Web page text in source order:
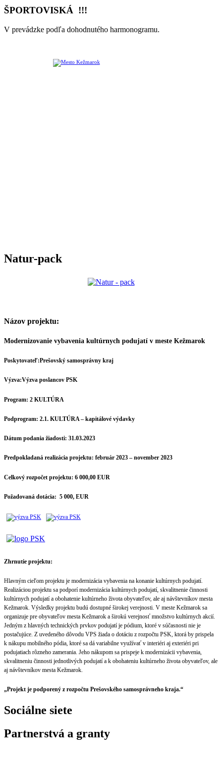
ŠPORTOVISKÁ !!!
V prevádzke podľa dohodnutého harmonogramu.
Natur-pack
Názov projektu:
Modernizovanie vybavenia kultúrnych podujatí v meste Kežmarok
Poskytovateľ:Prešovský samosprávny kraj
Výzva:Výzva poslancov PSK
Program: 2 KULTÚRA
Podprogram: 2.1. KULTÚRA – kapitálové výdavky
Dátum podania žiadosti: 31.03.2023
Predpokladaná realizácia projektu: február 2023 – november 2023
Celkový rozpočet projektu: 6 000,00 EUR
Požadovaná dotácia: 5 000, EUR
Zhrnutie projektu:
Hlavným cieľom projektu je modernizácia vybavenia na konanie kultúrnych podujatí.
Realizáciou projektu sa podporí modernizácia kultúrnych podujatí, skvalitnenie činnosti
kultúrnych podujatí a obohatenie kultúrneho života obyvateľov, ale aj návštevníkov mesta
Kežmarok. Výsledky projektu budú dostupné širokej verejnosti. V meste Kežmarok sa
organizuje pre obyvateľov mesta Kežmarok a širokú verejnosť množstvo kultúrnych akcií.
Jedným z hlavných technických prvkov podujatí je pódium, ktoré v súčasnosti nie je
postačujúce. Z uvedeného dôvodu VPS žiada o dotáciu z rozpočtu PSK, ktorá by prispela
k nákupu mobilného pódia, ktoré sa dá variabilne využívať v interiéri aj exteriéri pri
podujatiach rôzneho zamerania. Jeho nákupom sa prispeje k modernizácii vybavenia,
skvalitneniu činnosti jednotlivých podujatí a k obohateniu kultúrneho života obyvateľov, ale
aj návštevníkov mesta Kežmarok.
„Projekt je podporený z rozpočtu Prešovského samosprávneho kraja.“
Sociálne siete
Partnerstvá a granty